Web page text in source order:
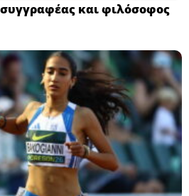
και φιλόσοφος